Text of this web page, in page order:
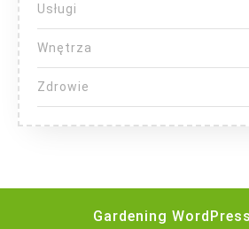
Usługi
Wnętrza
Zdrowie
Gardening